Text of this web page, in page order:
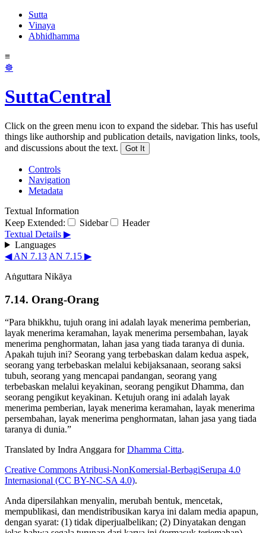
Sutta
Vinaya
Abhidhamma
≡
☸
SuttaCentral
Click on the green menu icon to expand the sidebar. This has useful
things like authorship and publication details, navigation links, tools,
and discussions about the text.
Got It
Controls
Navigation
Metadata
Textual Information
Keep Extended:
Sidebar
Header
Textual Details ▶
Languages
◀ AN 7.13 AN 7.15 ▶
Aṅguttara Nikāya
7.14. Orang-Orang
“Para bhikkhu, tujuh orang ini adalah layak menerima pemberian,
layak menerima keramahan, layak menerima persembahan, layak
menerima penghormatan, lahan jasa yang tiada taranya di dunia.
Apakah tujuh ini? Seorang yang terbebaskan dalam kedua aspek,
seorang yang terbebaskan melalui kebijaksanaan, seorang saksi
tubuh, seorang yang mencapai pandangan, seorang yang
terbebaskan melalui keyakinan, seorang pengikut Dhamma, dan
seorang pengikut keyakinan. Ketujuh orang ini adalah layak
menerima pemberian, layak menerima keramahan, layak menerima
persembahan, layak menerima penghormatan, lahan jasa yang tiada
taranya di dunia.”
Translated by Indra Anggara forDhamma Citta.
Creative Commons Atribusi-NonKomersial-BerbagiSerupa 4.0
Internasional (CC BY-NC-SA 4.0).
Anda dipersilahkan menyalin, merubah bentuk, mencetak,
mempublikasi, dan mendistribusikan karya ini dalam media apapun,
dengan syarat: (1) tidak diperjualbelikan; (2) Dinyatakan dengan